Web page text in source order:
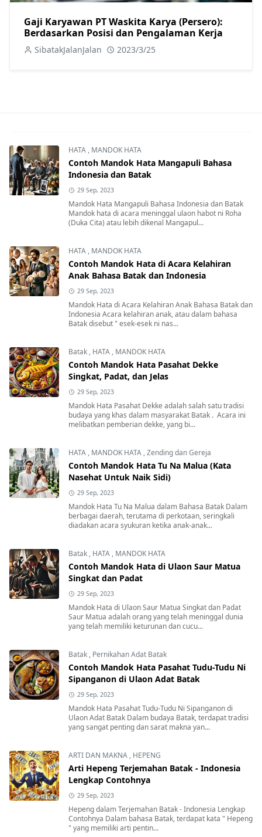
Gaji Karyawan PT Waskita Karya (Persero):
Berdasarkan Posisi dan Pengalaman Kerja
SibatakJalanJalan 2023/3/25
HATA , MANDOK HATA
Contoh Mandok Hata Mangapuli Bahasa
Indonesia dan Batak
29 Sep, 2023
Mandok Hata Mangapuli Bahasa Indonesia dan Batak
Mandok hata di acara meninggal ulaon habot ni Roha
(Duka Cita) atau lebih dikenal Mangapul...
HATA , MANDOK HATA
Contoh Mandok Hata di Acara Kelahiran
Anak Bahasa Batak dan Indonesia
29 Sep, 2023
Mandok Hata di Acara Kelahiran Anak Bahasa Batak dan
Indonesia Acara kelahiran anak, atau dalam bahasa
Batak disebut " esek-esek ni nas...
Batak , HATA , MANDOK HATA
Contoh Mandok Hata Pasahat Dekke
Singkat, Padat, dan Jelas
29 Sep, 2023
Mandok Hata Pasahat Dekke adalah salah satu tradisi
budaya yang khas dalam masyarakat Batak . Acara ini
melibatkan pemberian dekke, yang bi...
HATA , MANDOK HATA ,Zending dan Gereja
Contoh Mandok Hata Tu Na Malua (Kata
Nasehat Untuk Naik Sidi)
29 Sep, 2023
Mandok Hata Tu Na Malua dalam Bahasa Batak Dalam
berbagai daerah, terutama di perkotaan, seringkali
diadakan acara syukuran ketika anak-anak...
Batak , HATA , MANDOK HATA
Contoh Mandok Hata di Ulaon Saur Matua
Singkat dan Padat
29 Sep, 2023
Mandok Hata di Ulaon Saur Matua Singkat dan Padat
Saur Matua adalah orang yang telah meninggal dunia
yang telah memiliki keturunan dan cucu...
Batak , Pernikahan Adat Batak
Contoh Mandok Hata Pasahat Tudu-Tudu Ni
Sipanganon di Ulaon Adat Batak
29 Sep, 2023
Mandok Hata Pasahat Tudu-Tudu Ni Sipanganon di
Ulaon Adat Batak Dalam budaya Batak, terdapat tradisi
yang sangat penting dan sarat makna yan...
ARTI DAN MAKNA , HEPENG
Arti Hepeng Terjemahan Batak - Indonesia
Lengkap Contohnya
29 Sep, 2023
Hepeng dalam Terjemahan Batak - Indonesia Lengkap
Contohnya Dalam bahasa Batak, terdapat kata " Hepeng
" yang memiliki arti pentin...